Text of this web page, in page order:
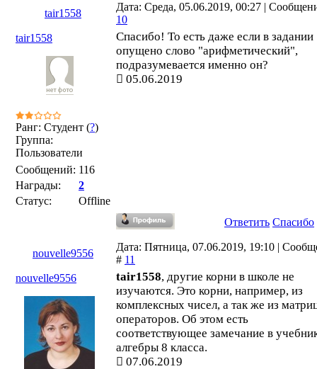
tair1558
Дата: Среда, 05.06.2019, 00:27 |
10
tair1558
Ранг: Студент (?)
Группа:
Пользователи
Сообщений: 116
Награды:
2
Статус:
Offline
Спасибо! То есть даже если в задании
опущено слово "арифметический",
подразумевается именно он?
05.06.2019
Ответить Спасибо
nouvelle9556
Дата: Пятница, 07.06.2019, 19:10 |
# 11
nouvelle9556
tair1558, другие корни в школе не
изучаются. Это корни, например, из
комплексных чисел, а так же из
операторов. Об этом есть
соответствующее замечание в
алгебры 8 класса.
07.06.2019